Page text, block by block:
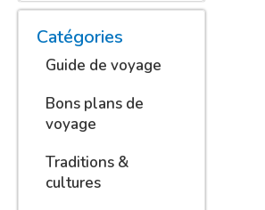
Catégories
Guide de voyage
Bons plans de
voyage
Traditions &
cultures